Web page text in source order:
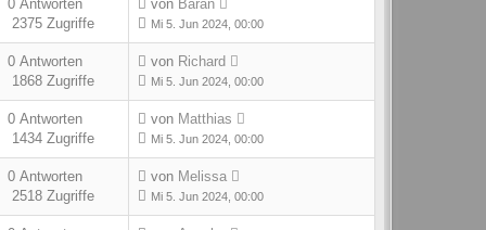
0 Antworten
2375 Zugriffe
von Baran
Mi 5. Jun 2024, 00:00
0 Antworten
1868 Zugriffe
von Richard
Mi 5. Jun 2024, 00:00
0 Antworten
1434 Zugriffe
von Matthias
Mi 5. Jun 2024, 00:00
0 Antworten
2518 Zugriffe
von Melissa
Mi 5. Jun 2024, 00:00